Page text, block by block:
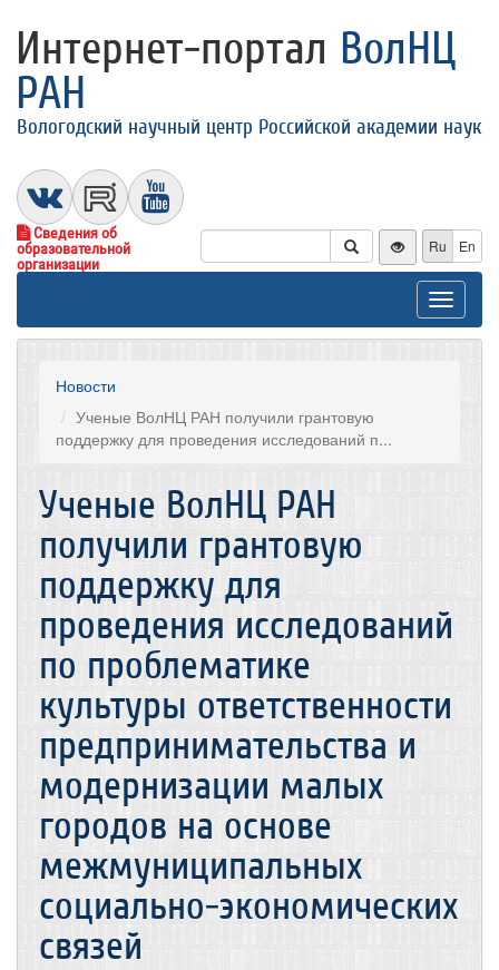
Интернет-портал ВолНЦ
РАН
Вологодский научный центр Российской академии наук
Сведения об
образовательной
организации
Ru En
Toggle
Новости
Ученые ВолНЦ РАН получили грантовую
поддержку для проведения исследований п...
Ученые ВолНЦ РАН
получили грантовую
поддержку для
проведения исследований
по проблематике
культуры ответственности
предпринимательства и
модернизации малых
городов на основе
межмуниципальных
социально-экономических
связей